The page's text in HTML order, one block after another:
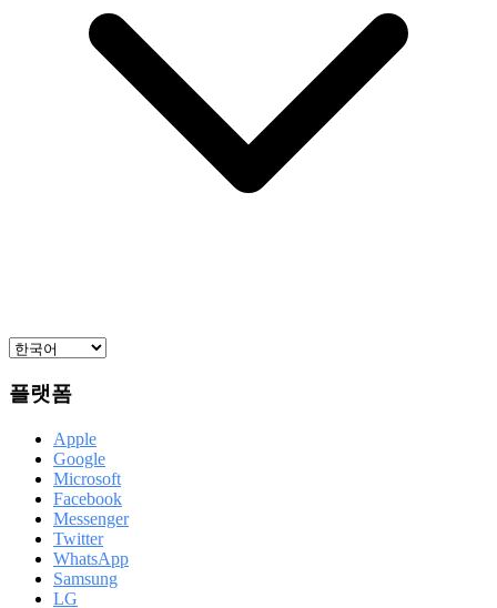
플랫폼
Apple
Google
Microsoft
Facebook
Messenger
Twitter
WhatsApp
Samsung
LG